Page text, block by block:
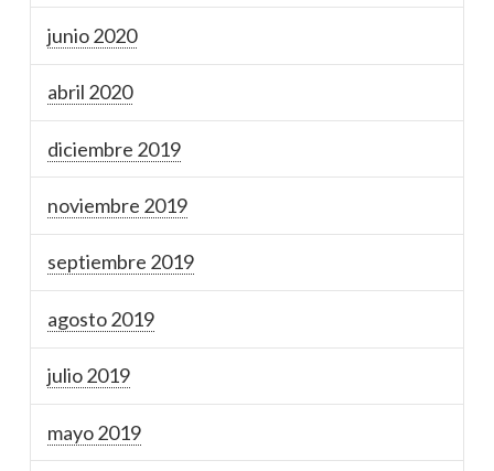
junio 2020
abril 2020
diciembre 2019
noviembre 2019
septiembre 2019
agosto 2019
julio 2019
mayo 2019